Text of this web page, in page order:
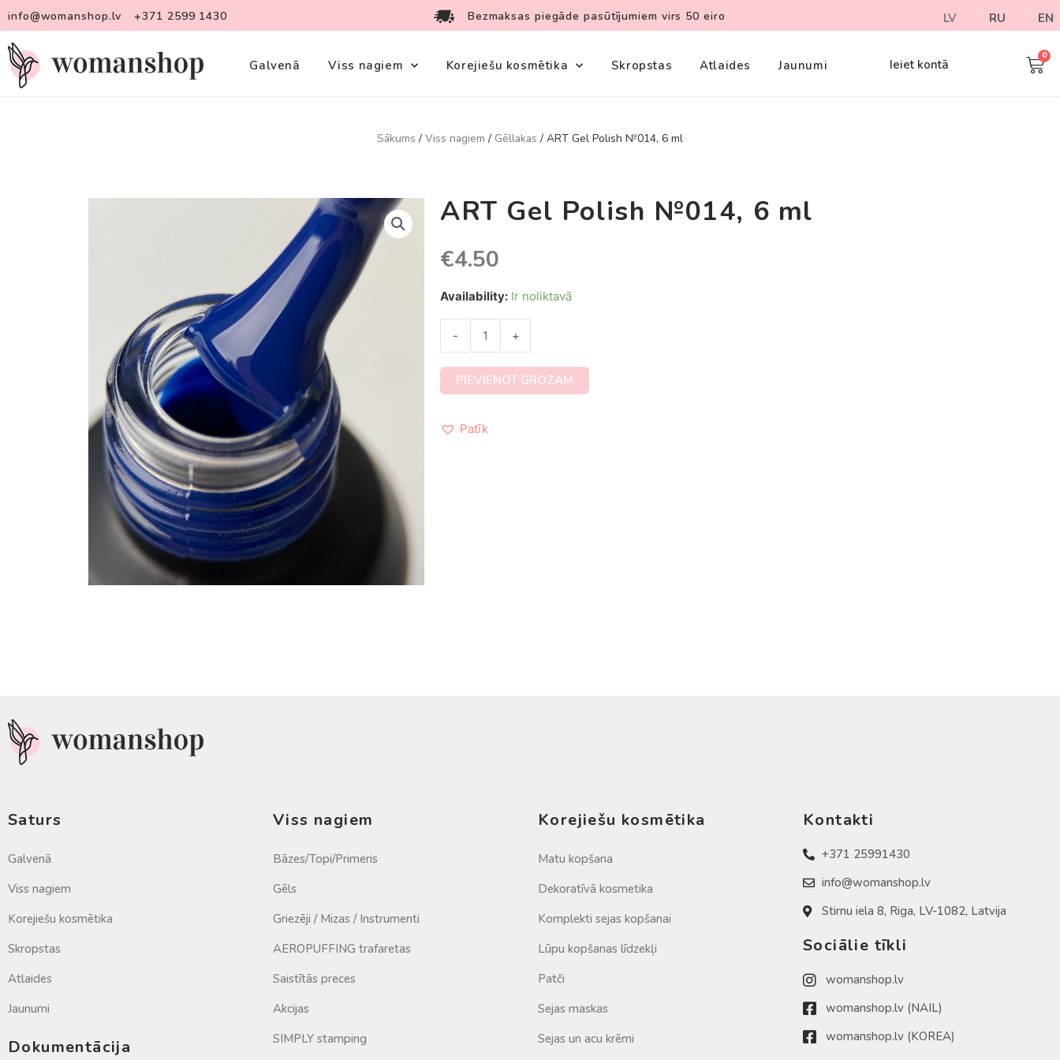
info@womanshop.lv +371 2599 1430 Bezmaksas piegāde pasūtījumiem virs 50 eiro LV RU EN
Galvenā Viss nagiem Korejiešu kosmētika Skropstas Atlaides Jaunumi Ieiet kontā
Sākums / Viss nagiem / Gēllakas / ART Gel Polish №014, 6 ml
ART Gel Polish №014, 6 ml
€4.50
Availability: Ir noliktavā
- +
PIEVIENOT GROZAM
Patīk
Saturs
Galvenā
Viss nagiem
Korejiešu kosmētika
Skropstas
Atlaides
Jaunumi
Dokumentācija
Viss nagiem
Bāzes/Topi/Primeris
Gēls
Griezēji / Mizas / Instrumenti
AEROPUFFING trafaretas
Saistītās preces
Akcijas
SIMPLY stamping
Korejiešu kosmētika
Matu kopšana
Dekoratīvā kosmetika
Komplekti sejas kopšanai
Lūpu kopšanas līdzekļi
Patči
Sejas maskas
Sejas un acu krēmi
Kontakti
+371 25991430
info@womanshop.lv
Stirnu iela 8, Riga, LV-1082, Latvija
Sociālie tīkli
womanshop.lv
womanshop.lv (NAIL)
womanshop.lv (KOREA)